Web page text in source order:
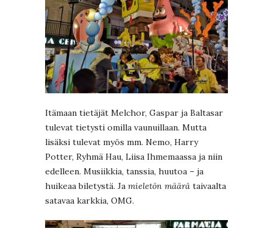
Itämaan tietäjät Melchor, Gaspar ja Baltasar
tulevat tietysti omilla vaunuillaan. Mutta
lisäksi tulevat myös mm. Nemo, Harry
Potter, Ryhmä Hau, Liisa Ihmemaassa ja niin
edelleen. Musiikkia, tanssia, huutoa – ja
huikeaa biletystä. Ja mieletön määrä taivaalta
satavaa karkkia, OMG.